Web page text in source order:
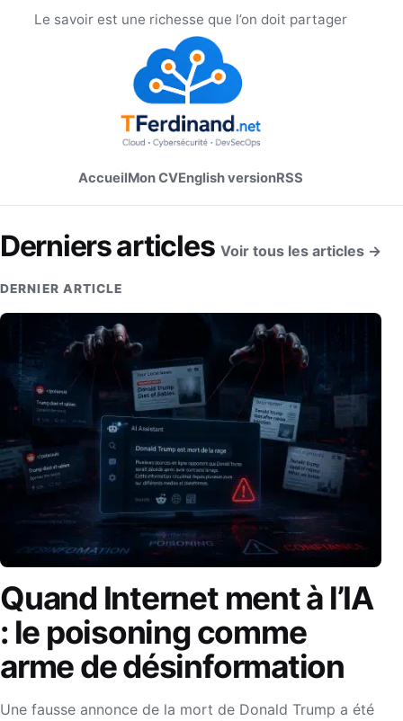
Le savoir est une richesse que l’on doit partager
AccueilMon CVEnglish versionRSS
Derniers articles Voir tous les articles →
DERNIER ARTICLE
Quand Internet ment à l’IA
: le poisoning comme
arme de désinformation
Une fausse annonce de la mort de Donald Trump a été